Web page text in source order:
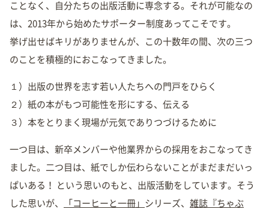
ことなく、自分たちの出版活動に専念する。それが可能なの
は、2013年から始めたサポーター制度あってこそです。
挙げ出せばキリがありませんが、この十数年の間、次の三つ
のことを積極的におこなってきました。
１）出版の世界を志す若い人たちへの門戸をひらく
２）紙の本がもつ可能性を形にする、伝える
３）本をとりまく現場が元気でありつづけるために
一つ目は、新卒メンバーや他業界からの採用をおこなってき
ました。二つ目は、紙でしか伝わらないことがまだまだいっ
ぱいある！ という思いのもと、出版活動をしています。そう
した思いが、
「コーヒーと一冊」 シリーズ、 雑誌『ちゃぶ